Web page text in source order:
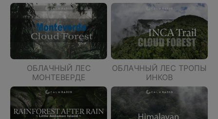
ОБЛАЧНЫЙ ЛЕС
МОНТЕВЕРДЕ
ОБЛАЧНЫЙ ЛЕС ТРОПЫ
ИНКОВ